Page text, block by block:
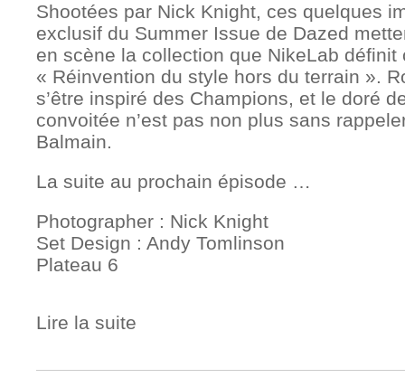
Shootées par Nick Knight, ces quelques
exclusif du Summer Issue de Dazed
en scène la collection que NikeLab définit
« Réinvention du style hors du terrain ».
s’être inspiré des Champions, et le doré
convoitée n’est pas non plus sans
Balmain.
La suite au prochain épisode …
Photographer : Nick Knight
Set Design : Andy Tomlinson
Plateau 6
Lire la suite